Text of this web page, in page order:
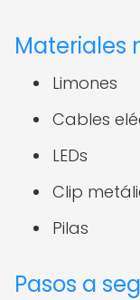
Materiales
Limones
Cables
LEDs
Clip
Pilas
Pasos a